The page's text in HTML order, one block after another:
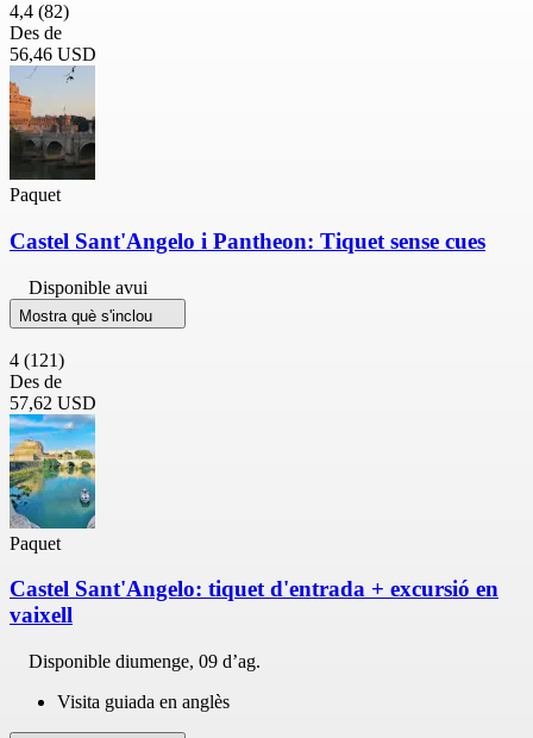
4,4 (82)
Des de
56,46 USD
Paquet
Castel Sant'Angelo i Pantheon: Tiquet sense cues
Disponible avui
Mostra què s'inclou
4 (121)
Des de
57,62 USD
Paquet
Castel Sant'Angelo: tiquet d'entrada + excursió en
vaixell
Disponible diumenge, 09 d’ag.
Visita guiada en anglès